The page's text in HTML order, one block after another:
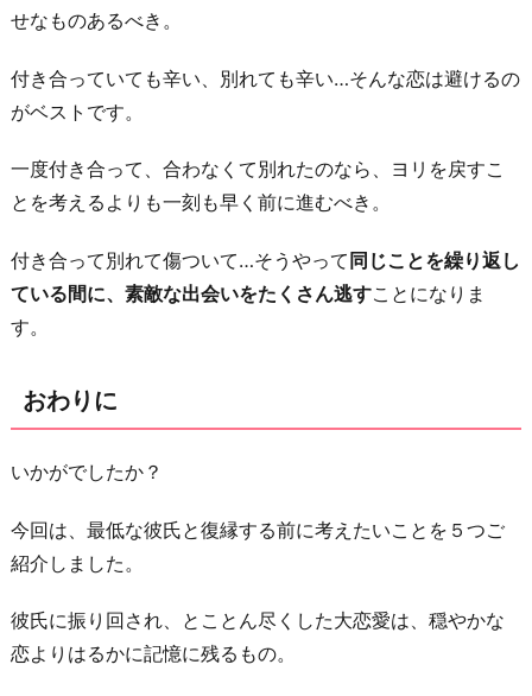
せなものあるべき。
付き合っていても辛い、別れても辛い…そんな恋は避けるの
がベストです。
一度付き合って、合わなくて別れたのなら、ヨリを戻すこ
とを考えるよりも一刻も早く前に進むべき。
付き合って別れて傷ついて…そうやって 同じことを繰り返し
ている間に、素敵な出会いをたくさん逃すことになりま
す。
おわりに
いかがでしたか？
今回は、最低な彼氏と復縁する前に考えたいことを５つご
紹介しました。
彼氏に振り回され、とことん尽くした大恋愛は、穏やかな
恋よりはるかに記憶に残るもの。